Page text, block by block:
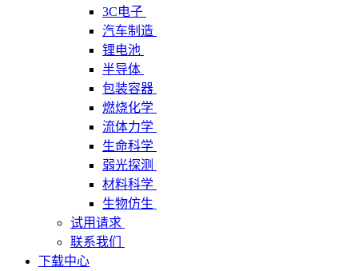
3C电子
汽车制造
锂电池
半导体
包装容器
燃烧化学
流体力学
生命科学
弱光探测
材料科学
生物仿生
试用请求
联系我们
下载中心